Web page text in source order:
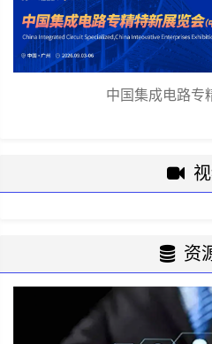
中国集成电路专
资